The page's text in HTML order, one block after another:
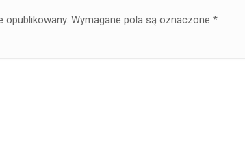
opublikowany. Wymagane pola są oznaczone *